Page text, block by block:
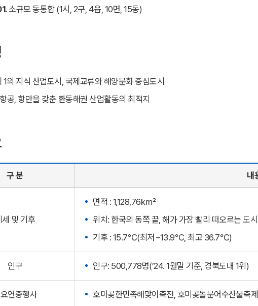
소규모 동통합 (1시, 2구, 4읍, 10면, 15동)
1의 지식 산업도시, 국제교류와 해양문화 중심도시
공, 항만을 갖춘 환동해권 산업활동의 최적지
구 분 내
세 및 기후
면적 : 1,128,76㎢
위치: 한국의 동쪽 끝, 해가 가장 빨리 떠오르는 도시
기후 : 15.7℃(최저 –13.9℃, 최고 36.7℃)
인구 인구: 500,778명(’24. 1월말 기준, 경북도내 1위)
연중행사 호미곶한민족해맞이축전, 호미곶돌문어수산물축